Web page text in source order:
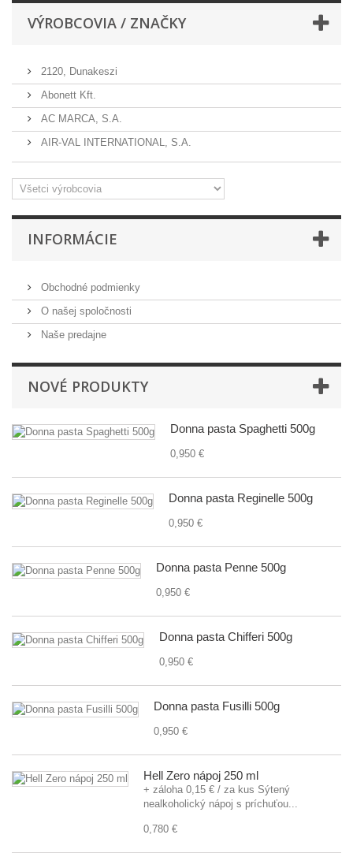
VÝROBCOVIA / ZNAČKY
2120, Dunakeszi
Abonett Kft.
AC MARCA, S.A.
AIR-VAL INTERNATIONAL, S.A.
INFORMÁCIE
Obchodné podmienky
O našej spoločnosti
Naše predajne
NOVÉ PRODUKTY
Donna pasta Spaghetti 500g
0,950 €
Donna pasta Reginelle 500g
0,950 €
Donna pasta Penne 500g
0,950 €
Donna pasta Chifferi 500g
0,950 €
Donna pasta Fusilli 500g
0,950 €
Hell Zero nápoj 250 ml
+ záloha 0,15 € / za kus Sýtený
nealkoholický nápoj s príchuťou...
0,780 €